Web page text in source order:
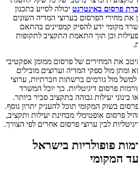
פרסום באינטרנט יכולה לסייע בתכנון
את מחירי הפרסום בערוצי המדיה השונים
מקומי ידע להפיק קמפיינים בהתאם
וכן תוך התאמת התקציב לתקופות
את המחירים של פרסום ממומן אפקטיבי
ומתן מול ספקי המדיה וערוצים מובילים
מול גורמים ברשתות חברתיות, ערוצי
פרסום דיגיטליות. כך יוכל המשרד
יעילות גבוהה בתקציב סביר ביותר.
בשוק המקומי תוכל להעניק יתרון נוסף.
פרסום אופטימלי מבחינת יעילות ותקציב,
לבין ערוצי פרסום אחרים לפי הצורך.
פופולריות בישראל
המקומי